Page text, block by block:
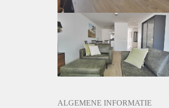
ALGEMENE INFORMATIE